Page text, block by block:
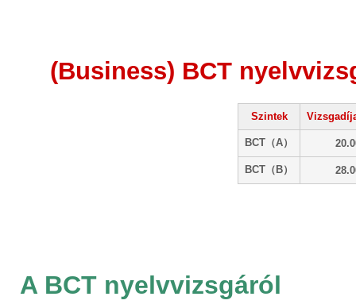
(Business) BCT
Szintek
BCT（A）
BCT（B）
A BCT nyelvvizsgáról